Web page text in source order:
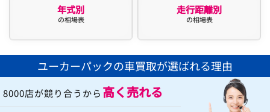
年式別
の相場表
走行距離別
の相場表
ユーカーパックの車買取が選ばれる理由
8000店が競り合うから 高く売れる